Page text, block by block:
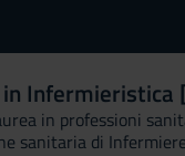
Infermieristica
in professioni
sanitaria di Infermiere